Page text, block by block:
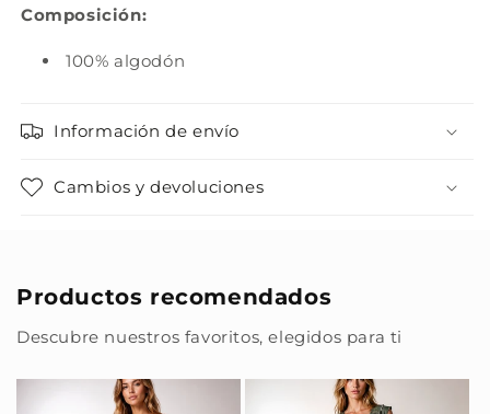
Composición:
​100% algodón
Información de envío
Cambios y devoluciones
Productos recomendados
Descubre nuestros favoritos, elegidos para ti